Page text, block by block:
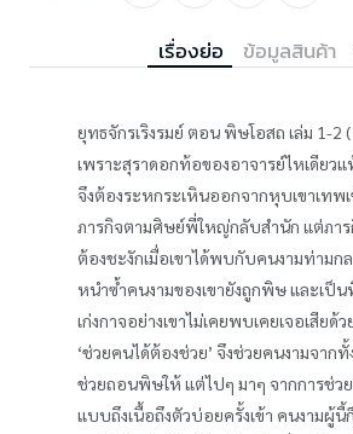
เรื่องย่อ ข้อมูลสินค้า
ยุทธจักรเริงรมย์ ตอน พิษโอสถ เล่ม 1-2
เพราะสุราดอกท้อของอาจารย์ไหเดียวแ
จึงต้องระหกระเหินออกจากหุบเขาเทพ
ภารกิจตามศิษย์พี่ใหญ่กลับสำนัก แต่ภา
ต้องชะงักเมื่อเขาได้พบกับคนงามท่ามก
หนำซ้ำคนงามของเขายังถูกพิษ และเ
เก่งกาจอย่างเขาไม่เคยพบเคยเจอเสียด้
‘ช่วยคนได้ต้องช่วย’ จึงช่วยคนงามจาก
ช่วยถอนพิษให้ แต่ไปๆ มาๆ จากการช่
แบบถึงเนื้อถึงตัวบ่อยครั้งเข้า คนงามผู้